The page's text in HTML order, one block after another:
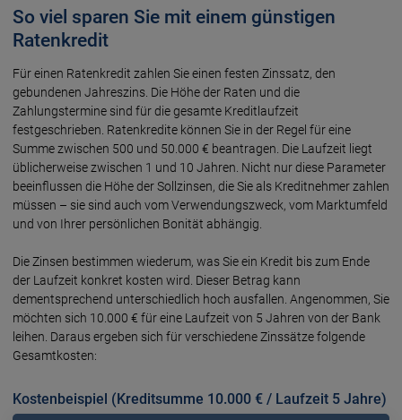
So viel sparen Sie mit einem günstigen
Ratenkredit
Für einen Ratenkredit zahlen Sie einen festen Zinssatz, den
gebundenen Jahreszins. Die Höhe der Raten und die
Zahlungstermine sind für die gesamte Kreditlaufzeit
festgeschrieben. Ratenkredite können Sie in der Regel für eine
Summe zwischen 500 und 50.000 € beantragen. Die Laufzeit liegt
üblicherweise zwischen 1 und 10 Jahren. Nicht nur diese Parameter
beeinflussen die Höhe der Sollzinsen, die Sie als Kreditnehmer zahlen
müssen – sie sind auch vom Verwendungszweck, vom Marktumfeld
und von Ihrer persönlichen Bonität abhängig.
Die Zinsen bestimmen wiederum, was Sie ein Kredit bis zum Ende
der Laufzeit konkret kosten wird. Dieser Betrag kann
dementsprechend unterschiedlich hoch ausfallen. Angenommen, Sie
möchten sich 10.000 € für eine Laufzeit von 5 Jahren von der Bank
leihen. Daraus ergeben sich für verschiedene Zinssätze folgende
Gesamtkosten:
Kostenbeispiel (Kreditsumme 10.000 € / Laufzeit 5 Jahre)